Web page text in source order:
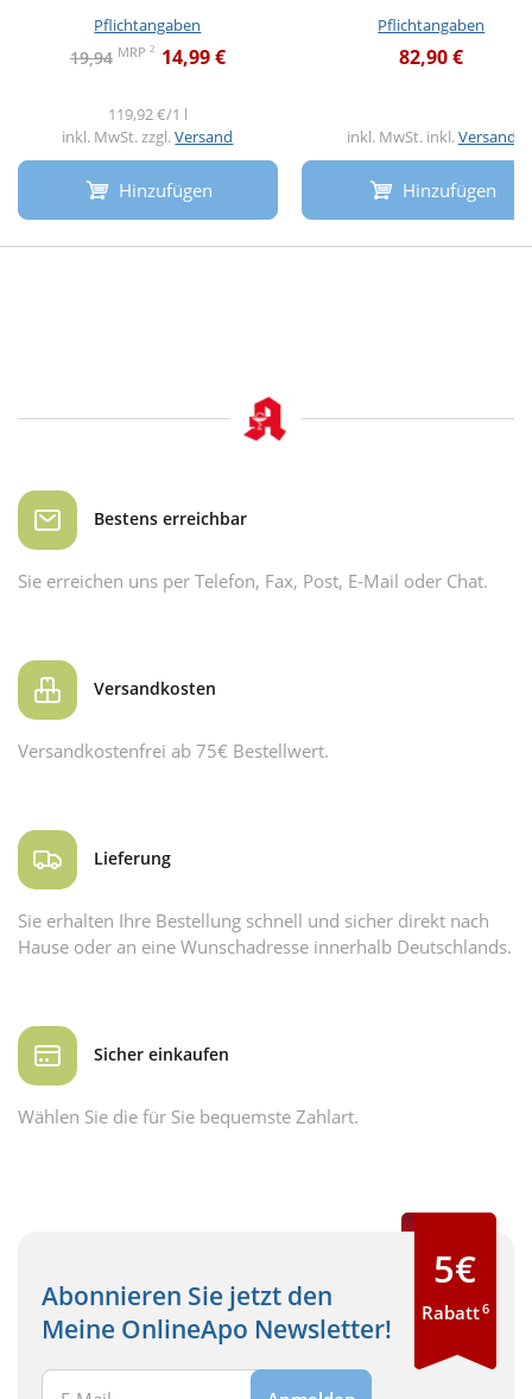
Pflichtangaben
19,94 MRP 2 14,99 €
119,92 €/1 l
inkl. MwSt. zzgl.Versand
Hinzufügen
Pflichtangaben
82,90 €
inkl. MwSt. inkl.Versand
Hinzufügen
Bestens erreichbar
Sie erreichen uns per Telefon, Fax, Post, E-Mail oder Chat.
Versandkosten
Versandkostenfrei ab 75€ Bestellwert.
Lieferung
Sie erhalten Ihre Bestellung schnell und sicher direkt nach
Hause oder an eine Wunschadresse innerhalb Deutschlands.
Sicher einkaufen
Wählen Sie die für Sie bequemste Zahlart.
Abonnieren Sie jetzt den
Meine OnlineApo Newsletter!
Ihre E-Mail Adresse:
5€
Rabatt6